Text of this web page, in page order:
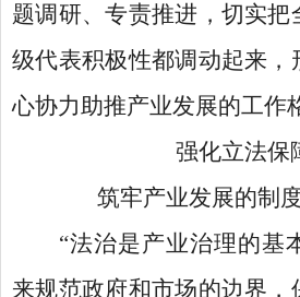
题调研、专责推进，切实把
级代表积极性都调动起来，
心协力助推产业发展的工作
强化立法保
筑牢产业发展的制
“法治是产业治理的基
来规范政府和市场的边界，